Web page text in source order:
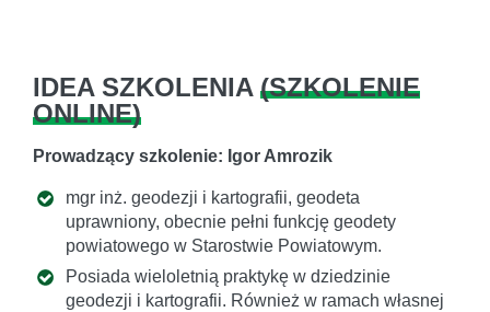
IDEA SZKOLENIA (SZKOLENIE
ONLINE)
Prowadzący szkolenie: Igor Amrozik
mgr inż. geodezji i kartografii, geodeta
uprawniony, obecnie pełni funkcję geodety
powiatowego w Starostwie Powiatowym.
Posiada wieloletnią praktykę w dziedzinie
geodezji i kartografii. Również w ramach własnej